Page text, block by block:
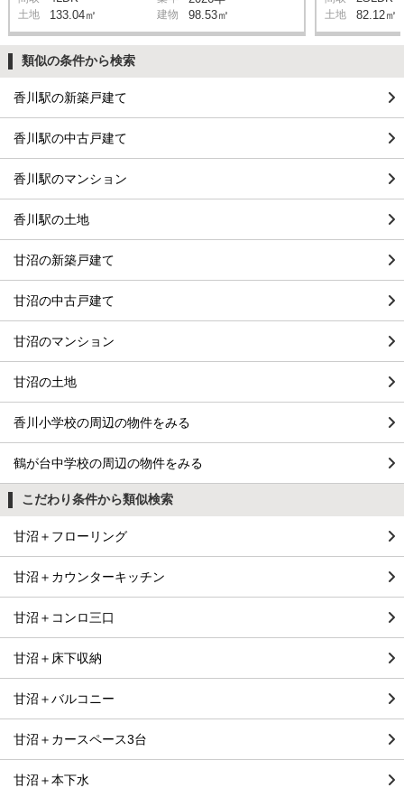
土地 133.04㎡ 建物 98.53㎡ 土地 82.12㎡
類似の条件から検索
香川駅の新築戸建て
香川駅の中古戸建て
香川駅のマンション
香川駅の土地
甘沼の新築戸建て
甘沼の中古戸建て
甘沼のマンション
甘沼の土地
香川小学校の周辺の物件をみる
鶴が台中学校の周辺の物件をみる
こだわり条件から類似検索
甘沼＋フローリング
甘沼＋カウンターキッチン
甘沼＋コンロ三口
甘沼＋床下収納
甘沼＋バルコニー
甘沼＋カースペース3台
甘沼＋本下水